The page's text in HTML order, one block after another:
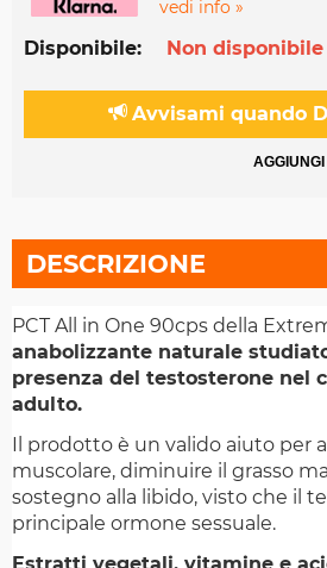
vedi info »
Disponibile: Non disponibile
Avvisami quando
DESCRIZIONE
PCT All in One 90cps della
anabolizzante naturale
presenza del testosterone nel
adulto.
Il prodotto è un valido aiuto per
muscolare, diminuire il grasso
sostegno alla libido, visto che il
principale ormone sessuale.